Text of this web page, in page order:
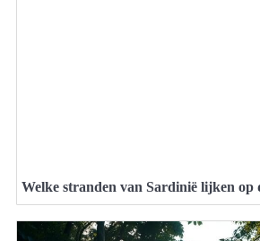
Welke stranden van Sardinië lijken op